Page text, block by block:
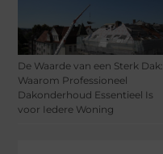
De Waarde van een Sterk Dak:
Waarom Professioneel
Dakonderhoud Essentieel Is
voor Iedere Woning